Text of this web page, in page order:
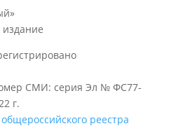
издание
СМИ: серия Эл № ФС77-
г.
реестра